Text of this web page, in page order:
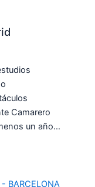
Camarero
un año…